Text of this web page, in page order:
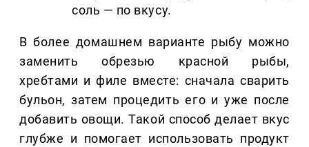
соль — по вкусу.
В более домашнем варианте рыбу можно
заменить обрезью красной рыбы,
хребтами и филе вместе: сначала сварить
бульон, затем процедить его и уже после
добавить овощи. Такой способ делает вкус
глубже и помогает использовать продукт